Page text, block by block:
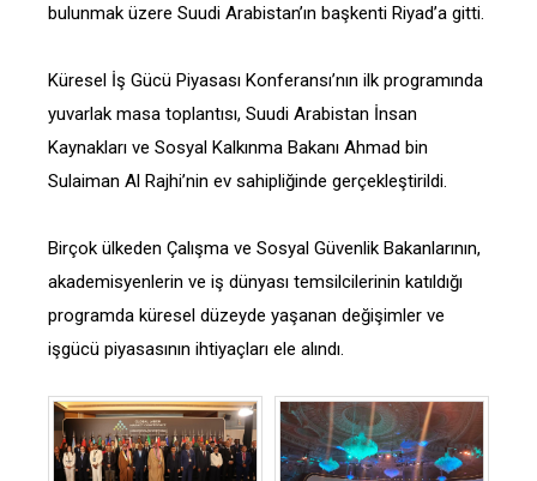
bulunmak üzere Suudi Arabistan’ın başkenti Riyad’a gitti.
Küresel İş Gücü Piyasası Konferansı’nın ilk programında
yuvarlak masa toplantısı, Suudi Arabistan İnsan
Kaynakları ve Sosyal Kalkınma Bakanı Ahmad bin
Sulaiman Al Rajhi’nin ev sahipliğinde gerçekleştirildi.
Birçok ülkeden Çalışma ve Sosyal Güvenlik Bakanlarının,
akademisyenlerin ve iş dünyası temsilcilerinin katıldığı
programda küresel düzeyde yaşanan değişimler ve
işgücü piyasasının ihtiyaçları ele alındı.